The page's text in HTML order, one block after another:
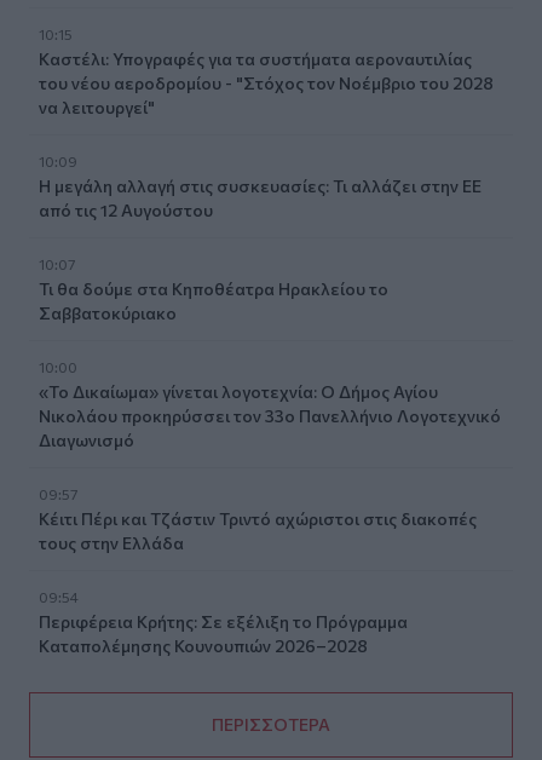
10:15
Καστέλι: Υπογραφές για τα συστήματα αεροναυτιλίας
του νέου αεροδρομίου - "Στόχος τον Νοέμβριο του 2028
να λειτουργεί"
10:09
Η μεγάλη αλλαγή στις συσκευασίες: Τι αλλάζει στην ΕΕ
από τις 12 Αυγούστου
10:07
Τι θα δούμε στα Κηποθέατρα Ηρακλείου το
Σαββατοκύριακο
10:00
«Το Δικαίωμα» γίνεται λογοτεχνία: Ο Δήμος Αγίου
Νικολάου προκηρύσσει τον 33ο Πανελλήνιο Λογοτεχνικό
Διαγωνισμό
09:57
Κέιτι Πέρι και Τζάστιν Τριντό αχώριστοι στις διακοπές
τους στην Ελλάδα
09:54
Περιφέρεια Κρήτης: Σε εξέλιξη το Πρόγραμμα
Καταπολέμησης Κουνουπιών 2026–2028
ΠΕΡΙΣΣΟΤΕΡΑ